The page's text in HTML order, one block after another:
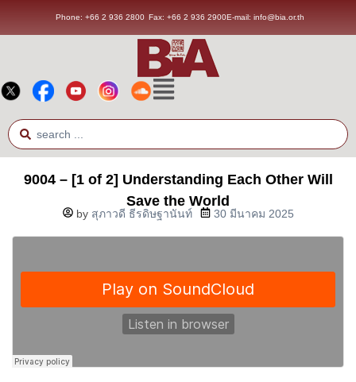
Phone: +66 2 936 2800 Fax: +66 2 936 2900E-mail: info@bia.or.th
9004 – [1 of 2] Understanding Each Other Will
Save the World
by สุภาวดี ธีรดิษฐานันท์ 30 มีนาคม 2025